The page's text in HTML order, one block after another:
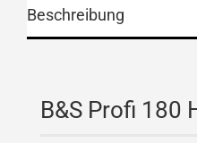
Beschreibung
B&S Profi 180